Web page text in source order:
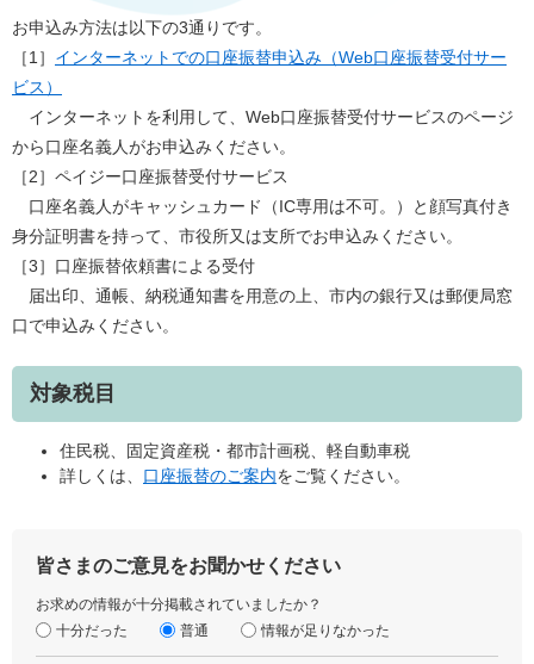
お申込み方法は以下の3通りです。
［1］ インターネットでの口座振替申込み（Web口座振替受付サー
ビス ）
インターネットを利用して、Web口座振替受付サービスのページ
から口座名義人がお申込みください。
［2］ペイジー口座振替受付サービス
口座名義人がキャッシュカード（IC専用は不可。）と顔写真付き
身分証明書を持って、市役所又は支所でお申込みください。
［3］口座振替依頼書による受付
届出印、通帳、納税通知書を用意の上、市内の銀行又は郵便局窓
口で申込みください。
対象税目
住民税、固定資産税・都市計画税、軽自動車税
詳しくは、 口座振替のご案内をご覧ください。
皆さまのご意見をお聞かせください
お求めの情報が十分掲載されていましたか？
十分だった
普通 情報が足りなかった